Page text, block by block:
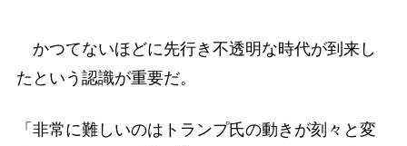
かつてないほどに先行き不透明な時代が到来し
たという認識が重要だ。
「非常に難しいのはトランプ氏の動きが刻々と変